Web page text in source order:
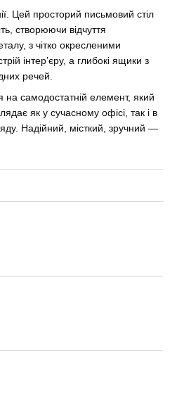
Цей просторий письмовий стіл
створюючи відчуття
з чітко окресленими
інтер’єру, а глибокі ящики з
речей.
на самодостатній елемент, який
як у сучасному офісі, так і в
Надійний, місткий, зручний —